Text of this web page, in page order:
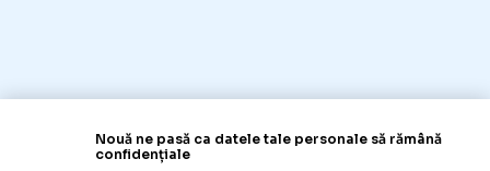
Nouă ne pasă ca datele tale personale să rămână
confidențiale